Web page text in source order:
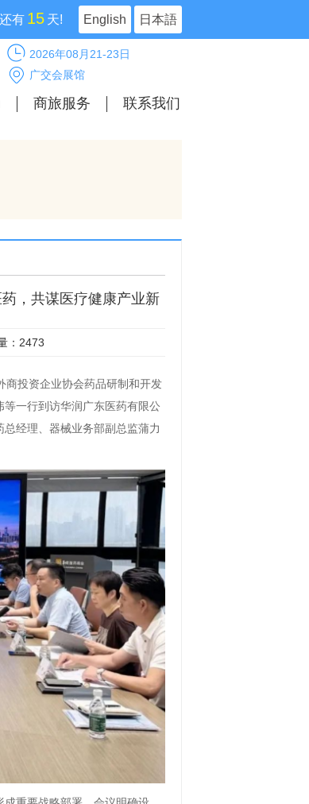
English 日本語
有 15 天!
商旅服务 联系我们
2026年08月21-23日
广交会展馆
，共谋医疗健康产业新
：2473
商投资企业协会药品研制和开发
一行到访华润广东医药有限公
经理、器械业务部副总监蒲力